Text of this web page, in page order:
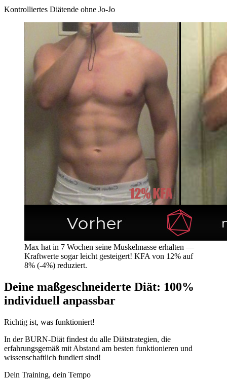
Kontrolliertes Diätende ohne Jo-Jo
Max hat in 7 Wochen seine Muskelmasse erhalten —
Kraftwerte sogar leicht gesteigert! KFA von 12% auf
8% (-4%) reduziert.
Deine maßgeschneiderte Diät: 100%
individuell anpassbar
Richtig ist, was funktioniert!
In der BURN-Diät findest du alle Diätstrategien, die
erfahrungsgemäß mit Abstand am besten funktionieren und
wissenschaftlich fundiert sind!
Dein Training, dein Tempo